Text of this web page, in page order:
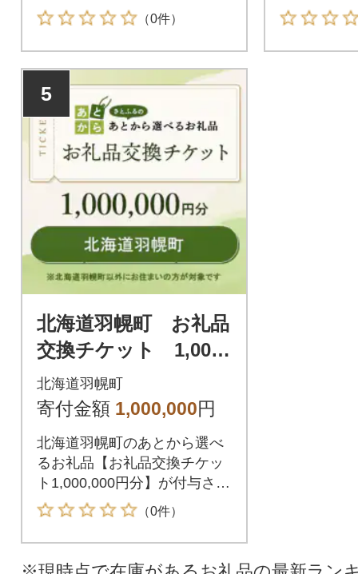
す。付与されたお礼品交換チ
ケットは北海道羽幌町が指定
するお礼品と交換が可能で
す。
（0件）
ます。付与
チケットは
定するお礼
5
北海道羽幌町 お礼品
交換チケット 1,000,
000円分
北海道羽幌町
寄付金額 1,000,000円
北海道羽幌町のあとから選べ
るお礼品【お礼品交換チケッ
ト1,000,000円分】が付与され
ます。付与されたお礼品交換
チケットは北海道羽幌町が指
定するお礼品と交換が可能で
す。
（0件）